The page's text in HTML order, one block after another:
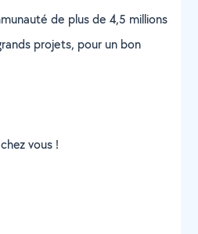
de plus de 4,5 millions
projets, pour un bon
vous !